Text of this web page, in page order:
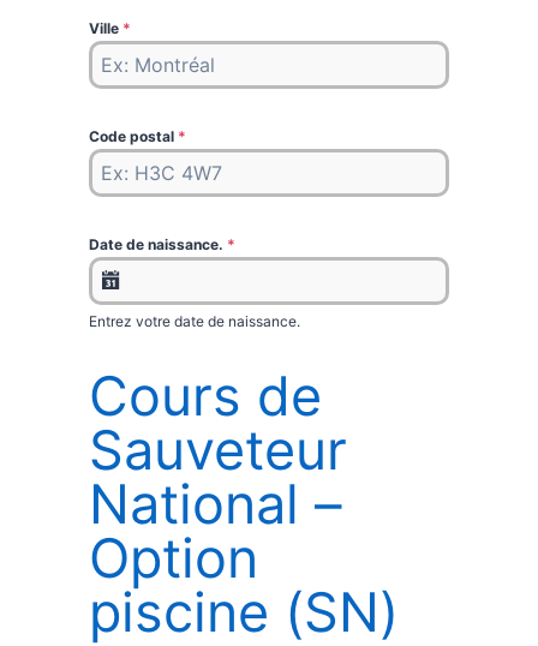
+
1
Ville *
Code postal *
Date de naissance. *
Entrez votre date de naissance.
Cours de
Sauveteur
National –
Option
piscine (SN)